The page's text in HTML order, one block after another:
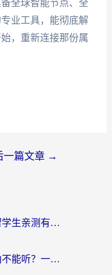
全球智能节点、全
业工具，能彻底解
，重新连接那份属
一篇文章 →
在海外如何看哔哩哔哩？留学生亲测有效的回国加速指南
海外党必看：酷我很多歌曲不能听？一招解决优酷版权限制+B站地域问题！